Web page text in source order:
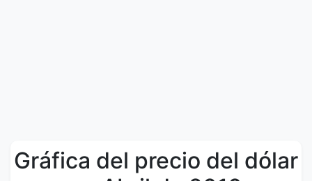
Gráfica del precio del dólar